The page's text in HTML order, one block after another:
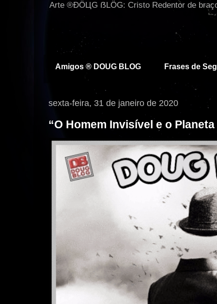
Arte ®ĐÖЦG ẞLÖG: Cristo Redentor de
Amigos ® DOUG BLOG Frases de
sexta-feira, 31 de janeiro de 2020
“O Homem Invisível e o